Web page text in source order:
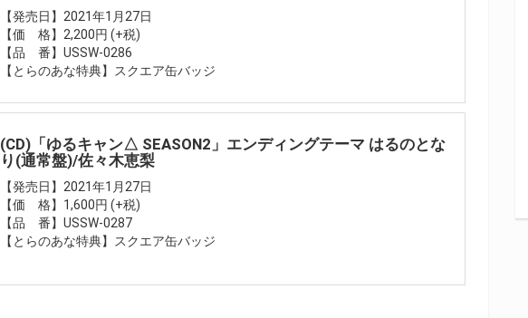
【発売日】2021年1月27日
【価 格】2,200円 (+税)
【品 番】USSW-0286
【とらのあな特典】スクエア缶バッジ
(CD)「ゆるキャン△ SEASON2」エンディングテーマ はるのとな
り(通常盤)/佐々木恵梨
【発売日】2021年1月27日
【価 格】1,600円 (+税)
【品 番】USSW-0287
【とらのあな特典】スクエア缶バッジ